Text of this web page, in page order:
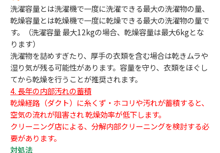
洗濯容量とは洗濯機で一度に洗濯できる最大の洗濯物の量、
乾燥容量とは乾燥機で一度に乾燥できる最大の洗濯物の量で
す。（洗濯容量 最大12kgの場合、乾燥容量は最大6kgとな
ります）
洗濯物を詰めすぎたり、厚手の衣類を含む場合は乾きムラや
湿り気が残る可能性があります。容量を守り、衣類をほぐし
てから乾燥を行うことが推奨されます。
4. 長年の内部汚れの蓄積
乾燥経路（ダクト）に糸くず・ホコリや汚れが蓄積すると、
空気の流れが阻害され 乾燥効率が低下します。
クリーニング店による、分解内部クリーニングを検討する必
要があります。
対処法